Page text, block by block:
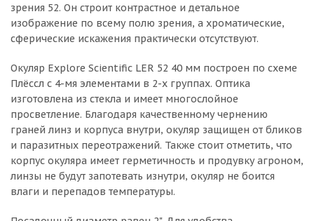
зрения 52. Он строит контрастное и детальное
изображение по всему полю зрения, а хроматические,
сферические искажения практически отсутствуют.
Окуляр Explore Scientific LER 52 40 мм построен по схеме
Плёссл с 4-мя элементами в 2-х группах. Оптика
изготовлена из стекла и имеет многослойное
просветление. Благодаря качественному чернению
граней линз и корпуса внутри, окуляр защищен от бликов
и паразитных переотражений. Также стоит отметить, что
корпус окуляра имеет герметичность и продувку агроном,
линзы не будут запотевать изнутри, окуляр не боится
влаги и перепадов температуры.